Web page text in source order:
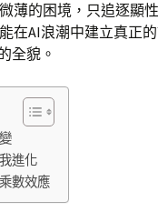
薄的困境，只追逐顯
在AI浪潮中建立真正
全貌。
進化
數效應